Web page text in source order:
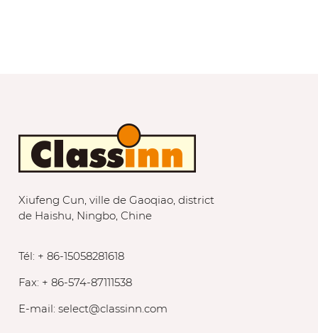
Xiufeng Cun, ville de Gaoqiao, district
de Haishu, Ningbo, Chine
Tél: + 86-15058281618
Fax: + 86-574-87111538
E-mail:select@classinn.com